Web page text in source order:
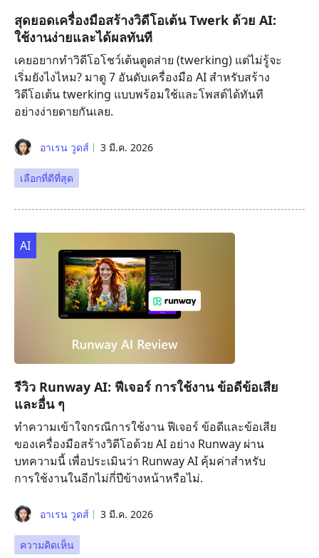
สุดยอดเครื่องมือสร้างวิดีโอเต้น Twerk ด้วย AI:
ใช้งานง่ายและได้ผลทันที
เคยอยากทำวิดีโอโชว์เต้นตูดส่าย (twerking) แต่ไม่รู้จะ
เริ่มยังไงไหม? มาดู 7 อันดับเครื่องมือ AI สำหรับสร้าง
วิดีโอเต้น twerking แบบพร้อมใช้และโพสต์ได้ทันที
อย่างง่ายดายกันเลย.
อาเรน วูดส์ 3 มี.ค. 2026
เลือกที่ดีที่สุด
AI
รีวิว Runway AI: ฟีเจอร์ การใช้งาน ข้อดีข้อเสีย
และอื่น ๆ
ทำความเข้าใจกรณีการใช้งาน ฟีเจอร์ ข้อดีและข้อเสีย
ของเครื่องมือสร้างวิดีโอด้วย AI อย่าง Runway ผ่าน
บทความนี้ เพื่อประเมินว่า Runway AI คุ้มค่าสำหรับ
การใช้งานในอีกไม่กี่ปีข้างหน้าหรือไม่.
อาเรน วูดส์ 3 มี.ค. 2026
ความคิดเห็น